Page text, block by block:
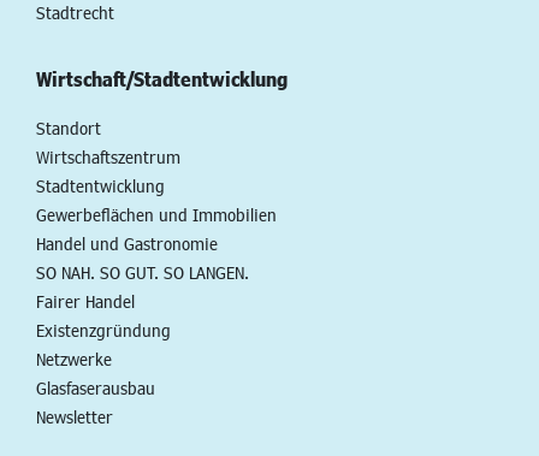
Stadtrecht
Wirtschaft/Stadtentwicklung
Standort
Wirtschaftszentrum
Stadtentwicklung
Gewerbeflächen und Immobilien
Handel und Gastronomie
SO NAH. SO GUT. SO LANGEN.
Fairer Handel
Existenzgründung
Netzwerke
Glasfaserausbau
Newsletter